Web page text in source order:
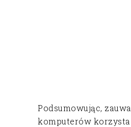
Podsumowując,
komputerów korzysta